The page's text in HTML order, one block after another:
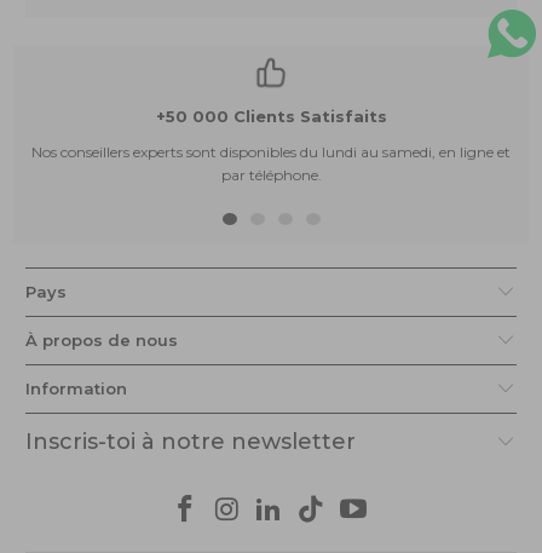
+50 000 Clients Satisfaits
Nos conseillers experts sont disponibles du lundi au samedi, en ligne et
par téléphone.
Pays
À propos de nous
Information
Inscris-toi à notre newsletter